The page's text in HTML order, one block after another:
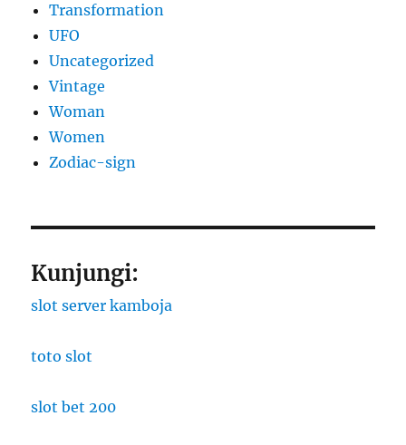
Transformation
UFO
Uncategorized
Vintage
Woman
Women
Zodiac-sign
Kunjungi:
slot server kamboja
toto slot
slot bet 200